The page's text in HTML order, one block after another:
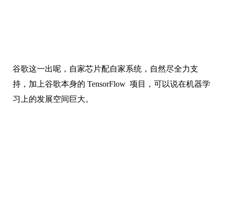
谷歌这一出呢，自家芯片配自家系统，自然尽全力支
持，加上谷歌本身的 TensorFlow 项目，可以说在机器学